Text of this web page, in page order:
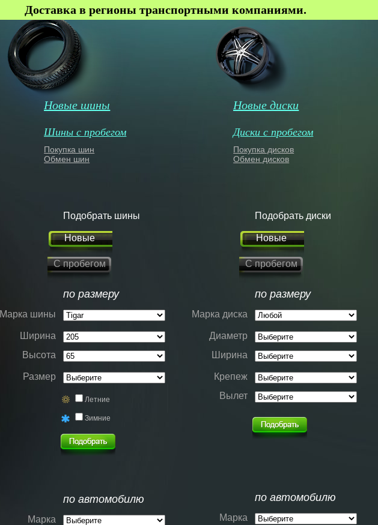
Доставка в регионы транспортными компаниями.
Новые шины
Шины с пробегом
Покупка шин
Обмен шин
Новые диски
Диски с пробегом
Покупка дисков
Обмен дисков
Подобрать шины
Новые
С пробегом
по размеру
Марка шины
Ширина
Высота
Размер
Летние
Зимние
по автомобилю
Марка
Подобрать диски
Новые
С пробегом
по размеру
Марка диска
Диаметр
Ширина
Крепеж
Вылет
по автомобилю
Марка